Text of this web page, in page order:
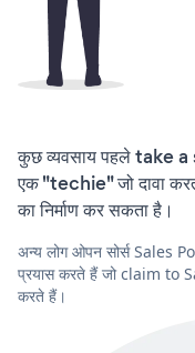
कुछ व्यवसाय पहले take
एक "techie" जो दावा
का निर्माण कर सकता है।
अन्य लोग ओपन सोर्स Sales
प्रयास करते हैं जो claim to
करते हैं।